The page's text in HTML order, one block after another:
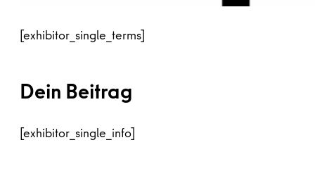
[exhibitor_single_terms]
Dein Beitrag
[exhibitor_single_info]